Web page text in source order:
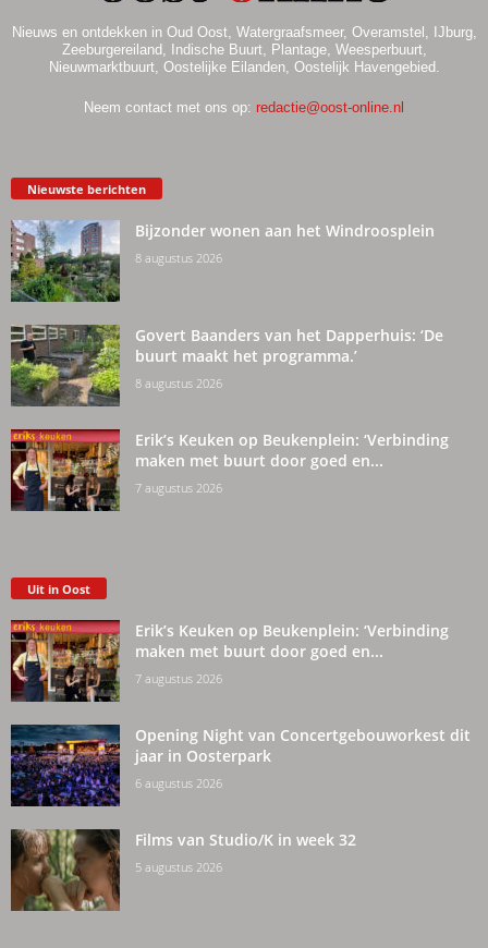
Nieuws en ontdekken in Oud Oost, Watergraafsmeer, Overamstel, IJburg,
Zeeburgereiland, Indische Buurt, Plantage, Weesperbuurt,
Nieuwmarktbuurt, Oostelijke Eilanden, Oostelijk Havengebied.
Neem contact met ons op: redactie@oost-online.nl
Nieuwste berichten
Bijzonder wonen aan het Windroosplein
8 augustus 2026
Govert Baanders van het Dapperhuis: ‘De
buurt maakt het programma.’
8 augustus 2026
Erik’s Keuken op Beukenplein: ‘Verbinding
maken met buurt door goed en...
7 augustus 2026
Uit in Oost
Erik’s Keuken op Beukenplein: ‘Verbinding
maken met buurt door goed en...
7 augustus 2026
Opening Night van Concertgebouworkest dit
jaar in Oosterpark
6 augustus 2026
Films van Studio/K in week 32
5 augustus 2026